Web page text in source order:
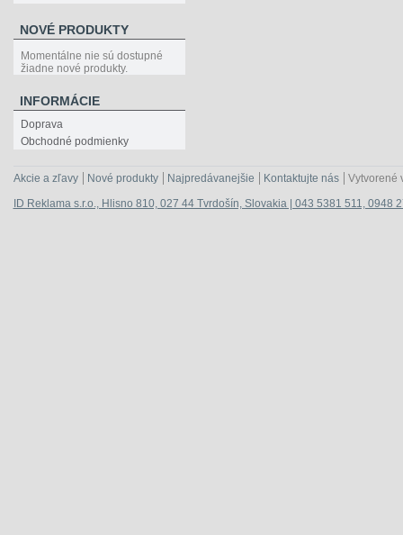
NOVÉ PRODUKTY
Momentálne nie sú dostupné
žiadne nové produkty.
INFORMÁCIE
Doprava
Obchodné podmienky
Akcie a zľavy Nové produkty Najpredávanejšie Kontaktujte nás
Vytvorené
ID Reklama s.r.o., Hlisno 810, 027 44 Tvrdošín, Slovakia | 043 5381 511, 0948